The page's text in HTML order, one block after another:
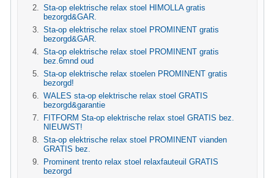
Sta-op elektrische relax stoel HIMOLLA gratis
bezorgd&GAR.
Sta-op elektrische relax stoel PROMINENT gratis
bezorgd&GAR.
Sta-op elektrische relax stoel PROMINENT gratis
bez.6mnd oud
Sta-op elektrische relax stoelen PROMINENT gratis
bezorgd!
WALES sta-op elektrische relax stoel GRATIS
bezorgd&garantie
FITFORM Sta-op elektrische relax stoel GRATIS bez.
NIEUWST!
Sta-op elektrische relax stoel PROMINENT vianden
GRATIS bez.
Prominent trento relax stoel relaxfauteuil GRATIS
bezorgd